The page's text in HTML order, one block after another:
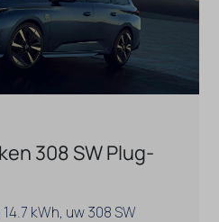
308 SW Plug-
kWh, uw 308 SW